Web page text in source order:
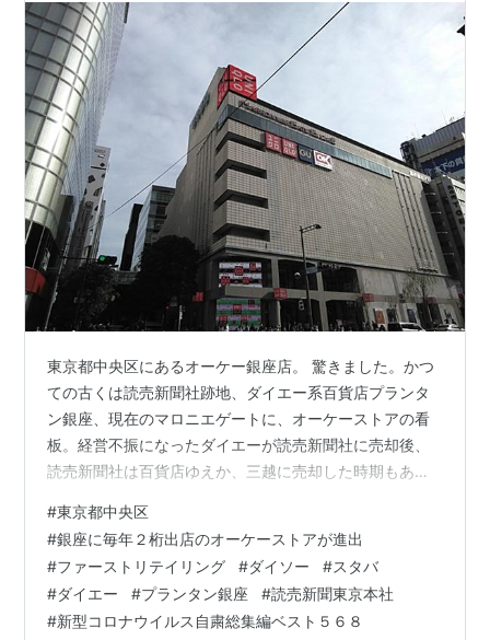
東京都中央区にあるオーケー銀座店。 驚きました。かつ
ての古くは読売新聞社跡地、ダイエー系百貨店プランタ
ン銀座、現在のマロニエゲートに、オーケーストアの看
板。経営不振になったダイエーが読売新聞社に売却後、
読売新聞社は百貨店ゆえか、三越に売却した時期もあっ
のようである。 いわゆる場所代だからと都心価格にせ
ず、一等地でも２９９円のかつ重を販売するディスカウ
ントストアがオープンする時代。まだまだ銀座では、オ
ネストカードやオーケーを知らないひとも多く、私がい
ったときは、本部らしきひとがたくさんいて、夕方前で
#東京都中央区
#銀座に毎年２桁出店のオーケーストアが進出
#ファーストリテイリング #ダイソー #スタバ
#ダイエー #プランタン銀座 #読売新聞東京本社
#新型コロナウイルス自粛総集編ベスト５６８